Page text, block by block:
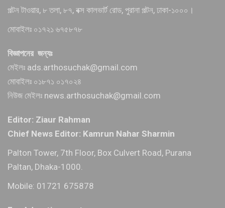
পল্টন টাওয়ার, ৮ তলা, ৮৭, বক্স কালভার্ট রোড, পুরানা পল্টন, ঢাকা-১০০০।
মোবাইলঃ ০১৭২১ ৬৭৫৮৭৮
বিজ্ঞাপনের জন্যঃ
মেইলঃ ads.arthosuchak@gmail.com
মোবাইলঃ ০১৮৭১ ০১৭০২৪
নিউজ মেইলঃ news.arthosuchak@gmail.com
Editor: Ziaur Rahman
Chief News Editor: Kamrun Nahar Sharmin
Palton Tower, 7th Floor, Box Culvert Road, Purana
Paltan, Dhaka-1000.
Mobile: 01721 675878